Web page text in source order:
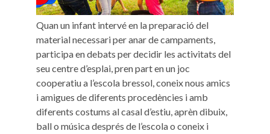
Quan un infant intervé en la preparació del
material necessari per anar de campaments,
participa en debats per decidir les activitats del
seu centre d’esplai, pren part en un joc
cooperatiu a l’escola bressol, coneix nous amics
i amigues de diferents procedències i amb
diferents costums al casal d’estiu, aprèn dibuix,
ball o música després de l’escola o coneix i